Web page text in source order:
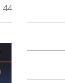
44 תוצאות